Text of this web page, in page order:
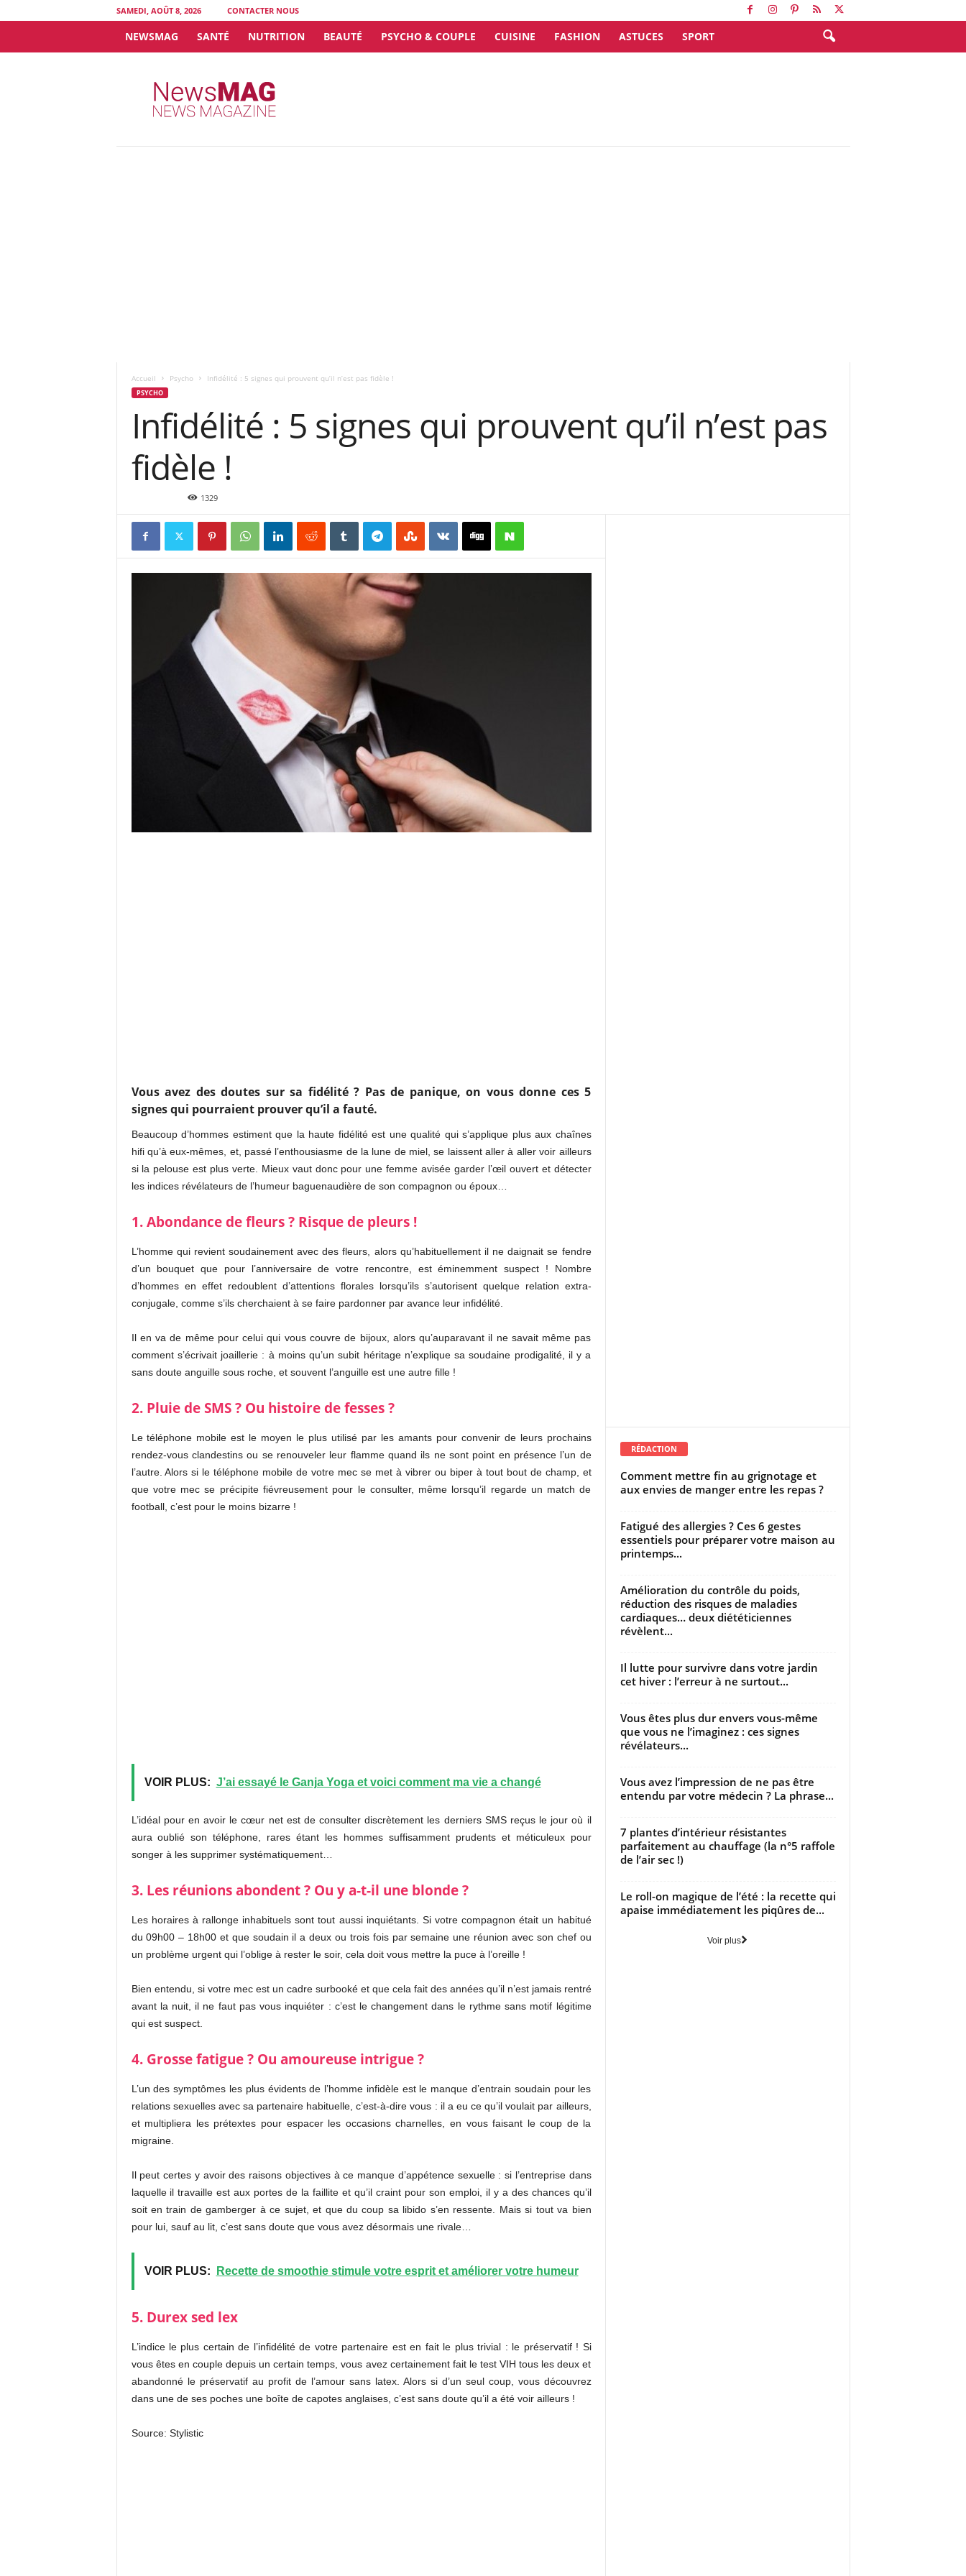
SAMEDI, AOÛT 8, 2026 CONTACTER NOUS
NEWSMAG SANTÉ NUTRITION BEAUTÉ PSYCHO & COUPLE CUISINE FASHION ASTUCES SPORT
Accueil Psycho Infidélité : 5 signes qui prouvent qu’il n’est pas fidèle !
PSYCHO
Infidélité : 5 signes qui prouvent qu’il n’est pas
fidèle !
1329
Vous avez des doutes sur sa fidélité ? Pas de panique, on vous donne ces 5
signes qui pourraient prouver qu’il a fauté.
Beaucoup d’hommes estiment que la haute fidélité est une qualité qui s’applique plus aux chaînes
hifi qu’à eux-mêmes, et, passé l’enthousiasme de la lune de miel, se laissent aller à aller voir ailleurs
si la pelouse est plus verte. Mieux vaut donc pour une femme avisée garder l’œil ouvert et détecter
les indices révélateurs de l’humeur baguenaudière de son compagnon ou époux…
1. Abondance de fleurs ? Risque de pleurs !
L’homme qui revient soudainement avec des fleurs, alors qu’habituellement il ne daignait se fendre
d’un bouquet que pour l’anniversaire de votre rencontre, est éminemment suspect ! Nombre
d’hommes en effet redoublent d’attentions florales lorsqu’ils s’autorisent quelque relation extra-
conjugale, comme s’ils cherchaient à se faire pardonner par avance leur infidélité.
Il en va de même pour celui qui vous couvre de bijoux, alors qu’auparavant il ne savait même pas
comment s’écrivait joaillerie : à moins qu’un subit héritage n’explique sa soudaine prodigalité, il y a
sans doute anguille sous roche, et souvent l’anguille est une autre fille !
2. Pluie de SMS ? Ou histoire de fesses ?
Le téléphone mobile est le moyen le plus utilisé par les amants pour convenir de leurs prochains
rendez-vous clandestins ou se renouveler leur flamme quand ils ne sont point en présence l’un de
l’autre. Alors si le téléphone mobile de votre mec se met à vibrer ou biper à tout bout de champ, et
que votre mec se précipite fiévreusement pour le consulter, même lorsqu’il regarde un match de
football, c’est pour le moins bizarre !
VOIR PLUS: J’ai essayé le Ganja Yoga et voici comment ma vie a changé
L’idéal pour en avoir le cœur net est de consulter discrètement les derniers SMS reçus le jour où il
aura oublié son téléphone, rares étant les hommes suffisamment prudents et méticuleux pour
songer à les supprimer systématiquement…
3. Les réunions abondent ? Ou y a-t-il une blonde ?
Les horaires à rallonge inhabituels sont tout aussi inquiétants. Si votre compagnon était un habitué
du 09h00 – 18h00 et que soudain il a deux ou trois fois par semaine une réunion avec son chef ou
un problème urgent qui l’oblige à rester le soir, cela doit vous mettre la puce à l’oreille !
Bien entendu, si votre mec est un cadre surbooké et que cela fait des années qu’il n’est jamais rentré
avant la nuit, il ne faut pas vous inquiéter : c’est le changement dans le rythme sans motif légitime
qui est suspect.
4. Grosse fatigue ? Ou amoureuse intrigue ?
L’un des symptômes les plus évidents de l’homme infidèle est le manque d’entrain soudain pour les
relations sexuelles avec sa partenaire habituelle, c’est-à-dire vous : il a eu ce qu’il voulait par ailleurs,
et multipliera les prétextes pour espacer les occasions charnelles, en vous faisant le coup de la
migraine.
Il peut certes y avoir des raisons objectives à ce manque d’appétence sexuelle : si l’entreprise dans
laquelle il travaille est aux portes de la faillite et qu’il craint pour son emploi, il y a des chances qu’il
soit en train de gamberger à ce sujet, et que du coup sa libido s’en ressente. Mais si tout va bien
pour lui, sauf au lit, c’est sans doute que vous avez désormais une rivale…
VOIR PLUS: Recette de smoothie stimule votre esprit et améliorer votre humeur
5. Durex sed lex
L’indice le plus certain de l’infidélité de votre partenaire est en fait le plus trivial : le préservatif ! Si
vous êtes en couple depuis un certain temps, vous avez certainement fait le test VIH tous les deux et
abandonné le préservatif au profit de l’amour sans latex. Alors si d’un seul coup, vous découvrez
dans une de ses poches une boîte de capotes anglaises, c’est sans doute qu’il a été voir ailleurs !
Source: Stylistic
RÉDACTION
Comment mettre fin au grignotage et
aux envies de manger entre les repas ?
Fatigué des allergies ? Ces 6 gestes
essentiels pour préparer votre maison au
printemps...
Amélioration du contrôle du poids,
réduction des risques de maladies
cardiaques… deux diététiciennes
révèlent...
Il lutte pour survivre dans votre jardin
cet hiver : l’erreur à ne surtout...
Vous êtes plus dur envers vous-même
que vous ne l’imaginez : ces signes
révélateurs...
Vous avez l’impression de ne pas être
entendu par votre médecin ? La phrase...
7 plantes d’intérieur résistantes
parfaitement au chauffage (la n°5 raffole
de l’air sec !)
Le roll-on magique de l’été : la recette qui
apaise immédiatement les piqûres de...
Voir plus